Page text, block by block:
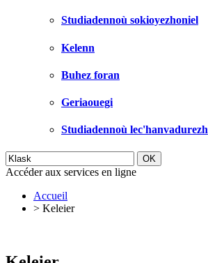
Studiadennoù sokioyezhoniel
Kelenn
Buhez foran
Geriaouegi
Studiadennoù lec'hanvadurezh
Accéder aux services en ligne
Accueil
> Keleier